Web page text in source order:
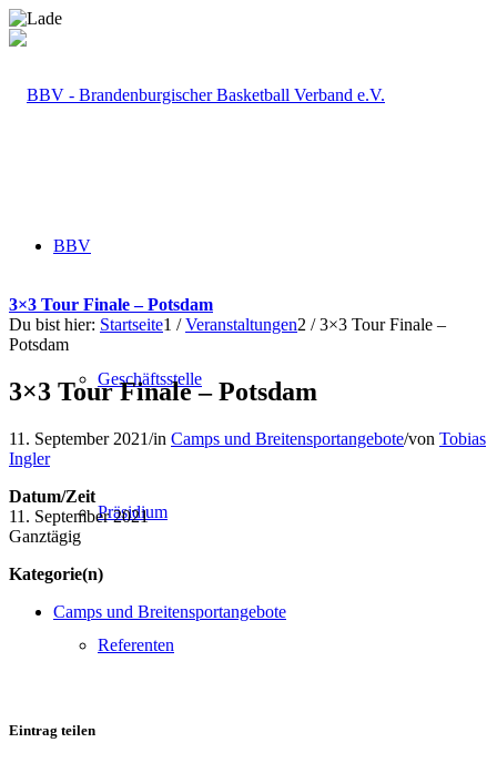
BBV
Geschäftsstelle
Präsidium
Referenten
3×3 Tour Finale – Potsdam
Du bist hier: Startseite1 / Veranstaltungen2 / 3×3 Tour Finale –
Potsdam
3×3 Tour Finale – Potsdam
11. September 2021/in Camps und Breitensportangebote/von Tobias
Ingler
Datum/Zeit
11. September 2021
Ganztägig
Kategorie(n)
Camps und Breitensportangebote
Eintrag teilen